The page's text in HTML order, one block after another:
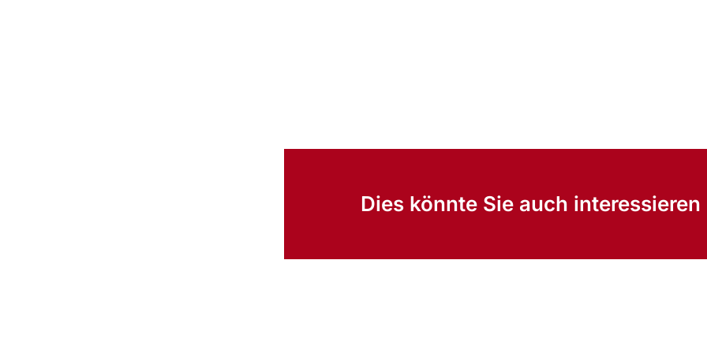
Dies könnte Sie auch interessieren